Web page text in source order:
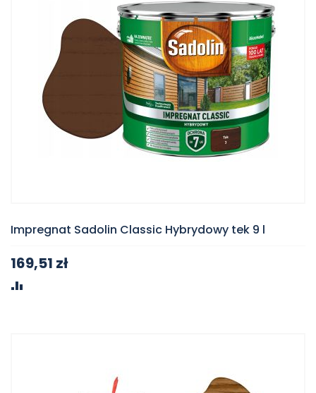
Impregnat Sadolin Classic Hybrydowy tek 9 l
169,51 zł